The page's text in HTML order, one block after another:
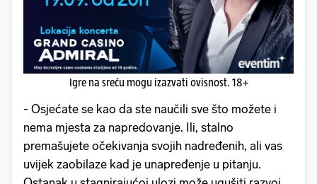
Igre na sreću mogu izazvati ovisnost. 18+
- Osjećate se kao da ste naučili sve što možete i
nema mjesta za napredovanje. Ili, stalno
premašujete očekivanja svojih nadređenih, ali vas
uvijek zaobilaze kad je unapređenje u pitanju.